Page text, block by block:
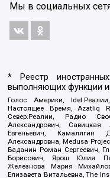
Мы в социальных
* Реестр
выполняющих функции
Голос Америки,
Настоящее Время, Azatliq
Север.Реалии, Радио
Александрович,
Евгеньевич, Камалягин
Александровна, Medusa
Баданин Роман Сергеевич,
Борисович, Ярош Юлия
Железнова Мария
Елизавета Витальевна, The